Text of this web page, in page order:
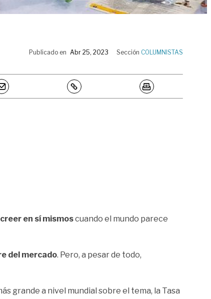
Publicado en Abr 25, 2023 Sección COLUMNISTAS
en sí mismoscuando el mundo parece
del mercado. Pero, a pesar de todo,
grande a nivel mundial sobre el tema, la Tasa